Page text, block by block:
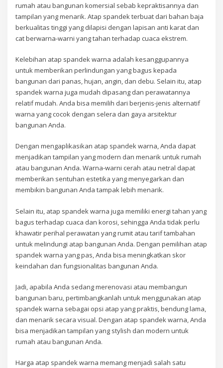
rumah atau bangunan komersial sebab kepraktisannya dan
tampilan yang menarik. Atap spandek terbuat dari bahan baja
berkualitas tinggi yang dilapisi dengan lapisan anti karat dan
cat berwarna-warni yang tahan terhadap cuaca ekstrem.
Kelebihan atap spandek warna adalah kesanggupannya
untuk memberikan perlindungan yang bagus kepada
bangunan dari panas, hujan, angin, dan debu. Selain itu, atap
spandek warna juga mudah dipasang dan perawatannya
relatif mudah. Anda bisa memilih dari berjenis-jenis alternatif
warna yang cocok dengan selera dan gaya arsitektur
bangunan Anda.
Dengan mengaplikasikan atap spandek warna, Anda dapat
menjadikan tampilan yang modern dan menarik untuk rumah
atau bangunan Anda. Warna-warni cerah atau netral dapat
memberikan sentuhan estetika yang menyegarkan dan
membikin bangunan Anda tampak lebih menarik.
Selain itu, atap spandek warna juga memiliki energi tahan yang
bagus terhadap cuaca dan korosi, sehingga Anda tidak perlu
khawatir perihal perawatan yang rumit atau tarif tambahan
untuk melindungi atap bangunan Anda. Dengan pemilihan atap
spandek warna yang pas, Anda bisa meningkatkan skor
keindahan dan fungsionalitas bangunan Anda.
Jadi, apabila Anda sedang merenovasi atau membangun
bangunan baru, pertimbangkanlah untuk menggunakan atap
spandek warna sebagai opsi atap yang praktis, bendung lama,
dan menarik secara visual. Dengan atap spandek warna, Anda
bisa menjadikan tampilan yang stylish dan modern untuk
rumah atau bangunan Anda.
Harga atap spandek warna memang menjadi salah satu